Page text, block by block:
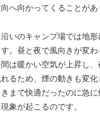
へ向かってくることがあ
いのキャンプ場では地
。昼と夜で風向きが変わ
は暖かい空気が上昇し
るため、煙の動きも変
まで快適だったのに急に
象が起こるのです。